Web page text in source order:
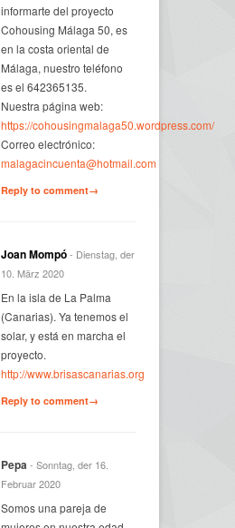
informarte del proyecto
Cohousing Málaga 50, es
en la costa oriental de
Málaga, nuestro teléfono
es el 642365135.
Nuestra página web:
https://cohousingmalaga50.wordpress.com/
Correo electrónico:
malagacincuenta@hotmail.com
Reply to comment→
Joan Mompó- Dienstag, der
10. März 2020
En la isla de La Palma
(Canarias). Ya tenemos el
solar, y está en marcha el
proyecto.
http://www.brisascanarias.org
Reply to comment→
Pepa- Sonntag, der 16.
Februar 2020
Somos una pareja de